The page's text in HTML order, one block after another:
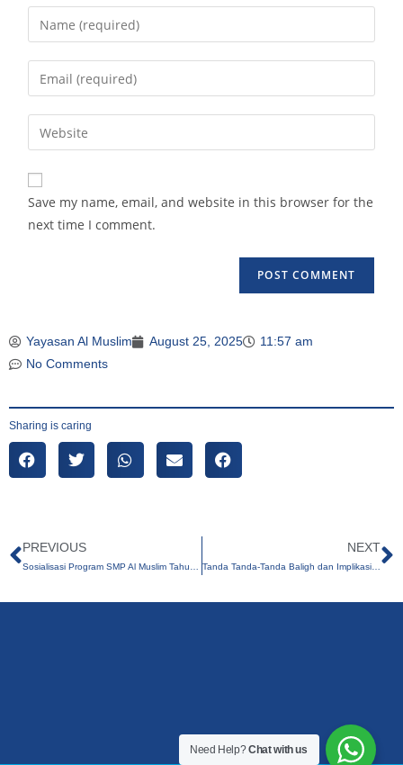
Save my name, email, and website in this browser for the
next time I comment.
Yayasan Al Muslim August 25, 2025
11:57 am
No Comments
Sharing is caring
PREVIOUS
Sosialisasi Program SMP Al Muslim Tahun Pelajaran 2025-2026
NEXT
Tanda Tanda-Tanda Baligh dan Implikasi Hukum Syari’atnya – Kajian Keputraan SMP Al Muslim
Need Help?Chat with us